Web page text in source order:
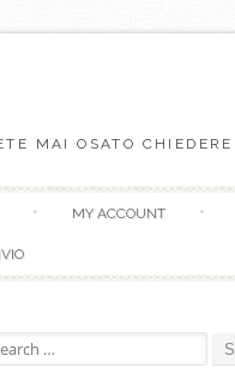
MAI OSATO CHIEDERE
MY ACCOUNT
for: